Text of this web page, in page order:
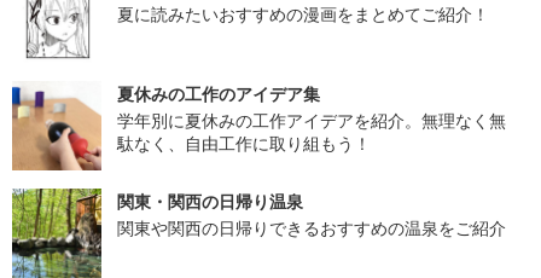
夏に読みたいおすすめの漫画をまとめてご紹介！
夏休みの工作のアイデア集
学年別に夏休みの工作アイデアを紹介。無理なく無
駄なく、自由工作に取り組もう！
関東・関西の日帰り温泉
関東や関西の日帰りできるおすすめの温泉をご紹介